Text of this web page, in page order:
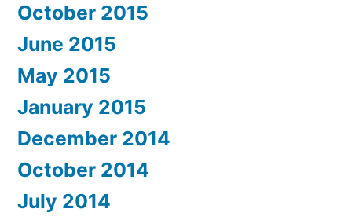
October 2015
June 2015
May 2015
January 2015
December 2014
October 2014
July 2014